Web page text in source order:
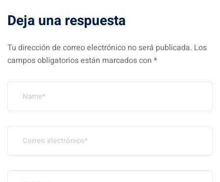
Deja una respuesta
Tu dirección de correo electrónico no será publicada. Los
campos obligatorios están marcados con *